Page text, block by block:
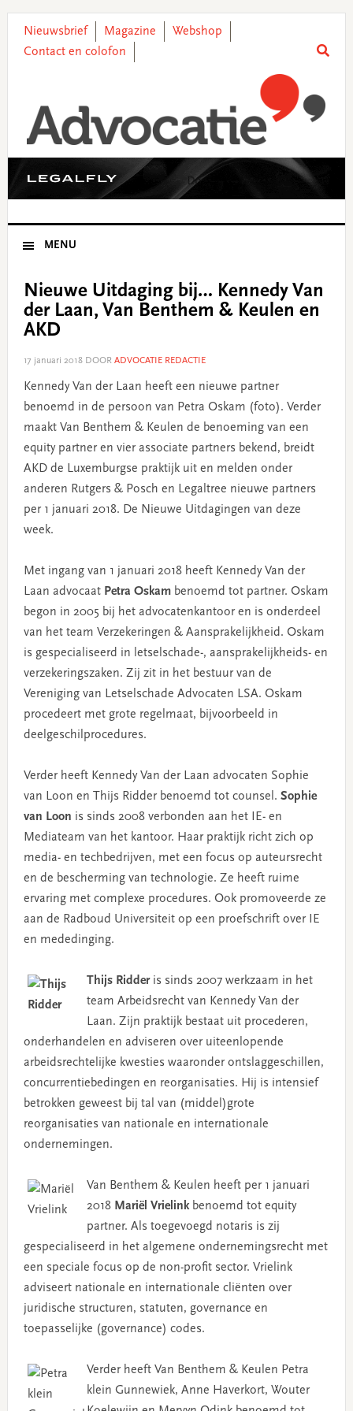
primary
main
primary
footer
Nieuwsbrief Magazine
Webshop
Contact en colofon
MENU
Nieuwe Uitdaging bij… Kennedy Van
der Laan, Van Benthem & Keulen en
AKD
17 januari 2018DOOR ADVOCATIE REDACTIE
Kennedy Van der Laan heeft een nieuwe partner
benoemd in de persoon van Petra Oskam (foto). Verder
maakt Van Benthem & Keulen de benoeming van een
equity partner en vier associate partners bekend, breidt
AKD de Luxemburgse praktijk uit en melden onder
anderen Rutgers & Posch en Legaltree nieuwe partners
per 1 januari 2018. De Nieuwe Uitdagingen van deze
week.
Met ingang van 1 januari 2018 heeft Kennedy Van der
Laan advocaat Petra Oskambenoemd tot partner. Oskam
begon in 2005 bij het advocatenkantoor en is onderdeel
van het team Verzekeringen & Aansprakelijkheid. Oskam
is gespecialiseerd in letselschade-, aansprakelijkheids- en
verzekeringszaken. Zij zit in het bestuur van de
Vereniging van Letselschade Advocaten LSA. Oskam
procedeert met grote regelmaat, bijvoorbeeld in
deelgeschilprocedures.
Verder heeft Kennedy Van der Laan advocaten Sophie
van Loon en Thijs Ridder benoemd tot counsel. Sophie
van Loon is sinds 2008 verbonden aan het IE- en
Mediateam van het kantoor. Haar praktijk richt zich op
media- en techbedrijven, met een focus op auteursrecht
en de bescherming van technologie. Ze heeft ruime
ervaring met complexe procedures. Ook promoveerde ze
aan de Radboud Universiteit op een proefschrift over IE
en mededinging.
Thijs Ridderis sinds 2007 werkzaam in het
team Arbeidsrecht van Kennedy Van der
Laan. Zijn praktijk bestaat uit procederen,
onderhandelen en adviseren over uiteenlopende
arbeidsrechtelijke kwesties waaronder ontslaggeschillen,
concurrentiebedingen en reorganisaties. Hij is intensief
betrokken geweest bij tal van (middel)grote
reorganisaties van nationale en internationale
ondernemingen.
Van Benthem & Keulen heeft per 1 januari
2018 Mariël Vrielinkbenoemd tot equity
partner. Als toegevoegd notaris is zij
gespecialiseerd in het algemene ondernemingsrecht met
een speciale focus op de non-profit sector. Vrielink
adviseert nationale en internationale cliënten over
juridische structuren, statuten, governance en
toepasselijke (governance) codes.
Verder heeft Van Benthem & Keulen Petra
klein Gunnewiek, Anne Haverkort, Wouter